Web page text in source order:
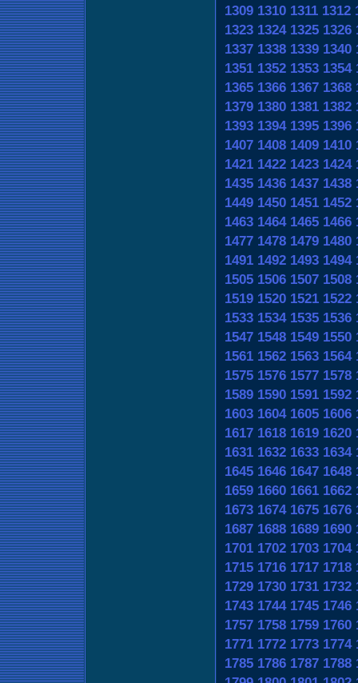
1309 1310 1311 1312
1323 1324 1325 1326
1337 1338 1339 1340
1351 1352 1353 1354
1365 1366 1367 1368
1379 1380 1381 1382
1393 1394 1395 1396
1407 1408 1409 1410
1421 1422 1423 1424
1435 1436 1437 1438
1449 1450 1451 1452
1463 1464 1465 1466
1477 1478 1479 1480
1491 1492 1493 1494
1505 1506 1507 1508
1519 1520 1521 1522
1533 1534 1535 1536
1547 1548 1549 1550
1561 1562 1563 1564
1575 1576 1577 1578
1589 1590 1591 1592
1603 1604 1605 1606
1617 1618 1619 1620
1631 1632 1633 1634
1645 1646 1647 1648
1659 1660 1661 1662
1673 1674 1675 1676
1687 1688 1689 1690
1701 1702 1703 1704
1715 1716 1717 1718
1729 1730 1731 1732
1743 1744 1745 1746
1757 1758 1759 1760
1771 1772 1773 1774
1785 1786 1787 1788